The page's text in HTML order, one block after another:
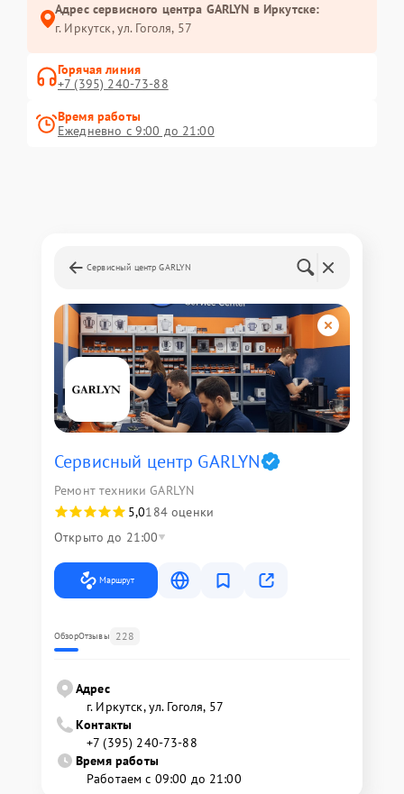
Адрес сервисного центра GARLYN в Иркутске:
г. Иркутск, ул. ​Гоголя, 57
Горячая линия
+7 (395) 240-73-88
Время работы
Ежедневно с 9:00 до 21:00
Сервисный центр GARLYN
Сервисный центр GARLYN
Ремонт техники GARLYN
5,0184 оценки
Открыто до 21:00
Маршрут
ОбзорОтзывы 228
Адрес
г. Иркутск, ул. ​Гоголя, 57
Контакты
+7 (395) 240-73-88
Время работы
Работаем с 09:00 до 21:00